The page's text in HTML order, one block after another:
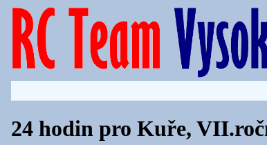
24 hodin pro Kuře,